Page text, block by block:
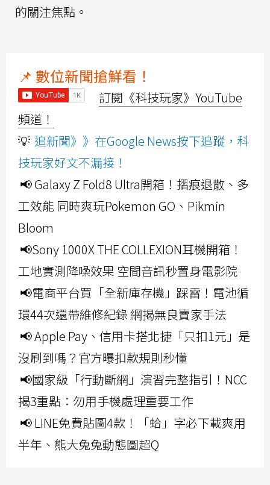
的關注焦點。
📌 數位新聞搶鮮看！
訂閱《科技玩家》YouTube
頻道！
💡 追新聞》》在Google News按下追蹤，科
技玩家好文不漏接！
📢 Galaxy Z Fold8 Ultra開箱！摺痕退散、多
工效能 同時爽玩Pokemon GO、Pikmin
Bloom
📢Sony 1000X THE COLLEXION耳機開箱！
工地實測降噪效果 空間音訊秒置身電影院
📢電商平台買「全新庫存機」踩雷！電池循
環44次還帶維修紀錄 網揭無良賣家手法
📢 Apple Pay、信用卡搭北捷「只扣1元」是
沒刷到嗎？官方曝扣款規則秒懂
📢國家級「行動斷網」演習完整指引！NCC
揭3重點：勿用手機處理重要工作
📢 LINE免費貼圖4款！「蛤」字必下載爽用
半年、熊大兔兔動態圖超Q